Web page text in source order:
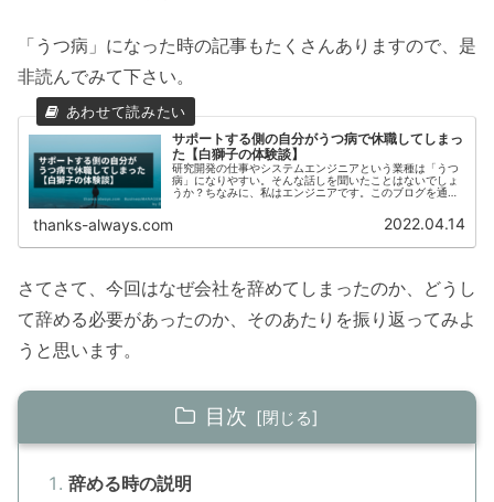
「うつ病」になった時の記事もたくさんありますので、是
非読んでみて下さい。
サポートする側の自分がうつ病で休職してしまっ
た【白獅子の体験談】
研究開発の仕事やシステムエンジニアという業種は「うつ
病」になりやすい。そんな話しを聞いたことはないでしょ
うか？ちなみに、私はエンジニアです。このブログを通じ
援する立場にある私ですが、「うつ病」を患った経験者で
す。今回は私が「うつ病」と診断されるまでの過程につい
thanks-always.com 2022.04.14
さてさて、今回はなぜ会社を辞めてしまったのか、どうし
て辞める必要があったのか、そのあたりを振り返ってみよ
うと思います。
目次
辞める時の説明